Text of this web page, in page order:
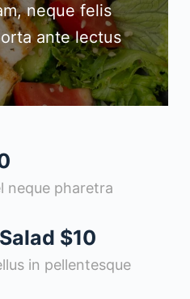
neque felis
ante lectus
neque pharetra
$10
in pellentesque